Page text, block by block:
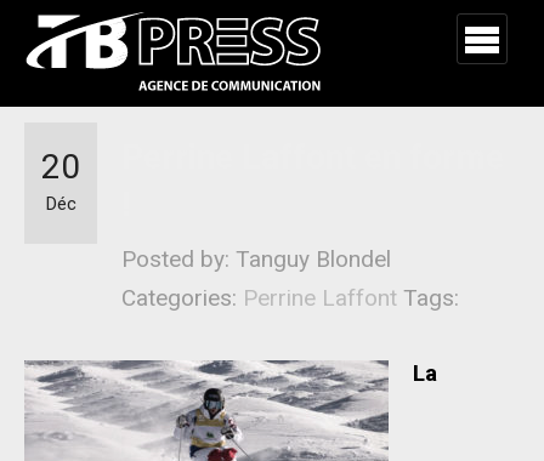
Posted by: Tanguy Blondel
Categories: Perrine Laffont Tags:
20
Déc
La